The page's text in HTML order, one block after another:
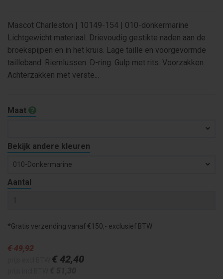
Mascot Charleston | 10149-154 | 010-donkermarine
Lichtgewicht materiaal. Drievoudig gestikte naden aan de
broekspijpen en in het kruis. Lage taille en voorgevormde
tailleband. Riemlussen. D-ring. Gulp met rits. Voorzakken.
Achterzakken met verste...
Maat
Bekijk andere kleuren
010-Donkermarine
Aantal
*Gratis verzending vanaf €150,- exclusief BTW
€ 49,92
€ 42,40